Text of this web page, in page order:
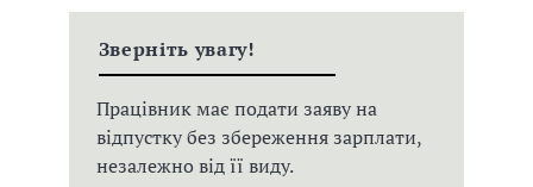
Зверніть увагу!
Працівник має подати заяву на
відпустку без збереження зарплати,
незалежно від її виду.